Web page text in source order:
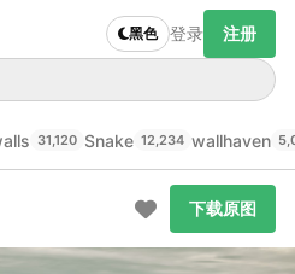
黑色 登录 注册
31,120 Snake 12,234 wallhaven
下载原图
下载原图